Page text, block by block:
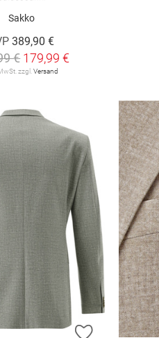
Sakko
389,90 €
€ 179,99 €
zzgl.Versand
HINZUFÜGEN ZUR